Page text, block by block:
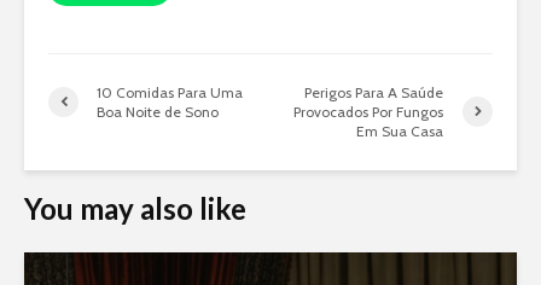
10 Comidas Para Uma
Boa Noite de Sono
Perigos Para A Saúde
Provocados Por Fungos
Em Sua Casa
You may also like